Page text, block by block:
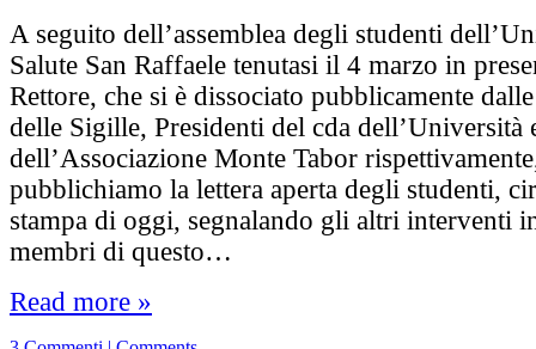
A seguito dell’assemblea degli studenti
Salute San Raffaele tenutasi il 4 marzo in
Rettore, che si è dissociato pubblicamente
delle Sigille, Presidenti del cda dell’Università
dell’Associazione Monte Tabor
pubblichiamo la lettera aperta degli studenti,
stampa di oggi, segnalando gli altri interventi
membri di questo…
Read more »